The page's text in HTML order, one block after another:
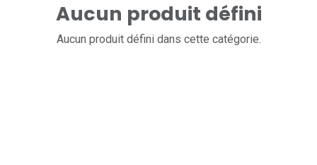
Aucun produit défini
Aucun produit défini dans cette catégorie.